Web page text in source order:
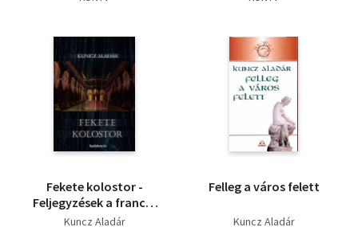
Fekete kolostor -
Feljegyzések a francia
internáltságból
Kuncz Aladár
Felleg a város felett
Kuncz Aladár